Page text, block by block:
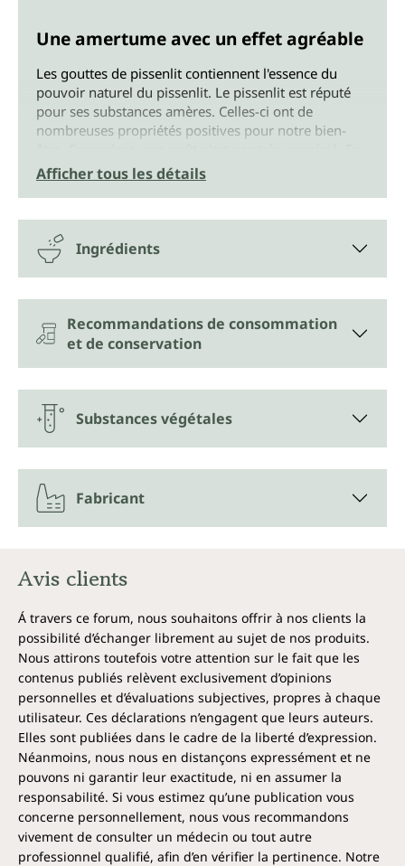
Une amertume avec un effet agréable
Les gouttes de pissenlit contiennent l'essence du
pouvoir naturel du pissenlit. Le pissenlit est réputé
pour ses substances amères. Celles-ci ont de
nombreuses propriétés positives pour notre bien-
raison de notre alimentation de plus en plus sucrée,
nous dédaignons de plus en plus les substances
si importantes dans l'alimentation quotidienne. Nos
gouttes de pissenlit sont le meilleur choix pour
toutes les personnes qui n'apprécient pas le goût
amer et souhaitent néanmoins bénéficier des
bienfaits du pissenlit. Elles peuvent en effet être
consommées non seulement pures, mais aussi sous
forme liquide.
Le pissenlit est considéré comme une plante
médicinale. Ses substances amères, ses substances
végétales secondaires et ses nombreux ingrédients
précieux contribuent à notre bien-être de diverses
façons. Ils se trouvent principalement dans les
racines et les feuilles. C'est pourquoi nous utilisons
ces dernières pour la fabrication de notre extrait de
ingrédients de l'extrait de pissenlit sont
particulièrement enrichis. Les parties de la plante
de dissoudre les ingrédients qui peuvent ainsi être
mieux absorbés par l'organisme. Par ailleurs, notre
extrait de pissenlit est exempt de tout additif.
D'autres plantes contiennent aussi des
substances amères
Les noix, les artichauts, la roquette, le radicchio, le
pamplemousse ou la chicorée présentent également
des compositions similaires avec des substances
amères, tout comme le brocoli, l'endive, le chou frisé,
les choux de Bruxelles, les blettes, les épinards, les
asperges, le fenouil et le céleri.
Afficher tous les détails
Ingrédients
Recommandations de consommation
et de conservation
Substances végétales
Fabricant
Avis clients
Á travers ce forum, nous souhaitons offrir à nos clients la
possibilité d’échanger librement au sujet de nos produits.
Nous attirons toutefois votre attention sur le fait que les
contenus publiés relèvent exclusivement d’opinions
personnelles et d’évaluations subjectives, propres à chaque
utilisateur. Ces déclarations n’engagent que leurs auteurs.
Elles sont publiées dans le cadre de la liberté d’expression.
Néanmoins, nous nous en distançons expressément et ne
pouvons ni garantir leur exactitude, ni en assumer la
responsabilité. Si vous estimez qu’une publication vous
concerne personnellement, nous vous recommandons
vivement de consulter un médecin ou tout autre
professionnel qualifié, afin d’en vérifier la pertinence. Notre